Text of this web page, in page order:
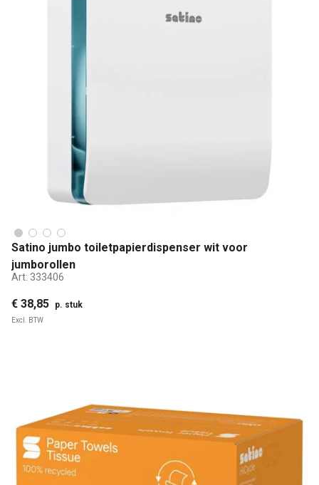
Satino jumbo toiletpapierdispenser wit voor
jumborollen
Art: 333406
€ 38,85 p. stuk
Excl. BTW